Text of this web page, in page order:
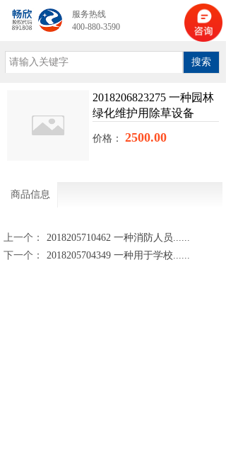
搜索
2018206823275 一种园林
绿化维护用除草设备
价格： 2500.00
商品信息
上一个：
2018205710462 一种消防人员......
下一个：
2018205704349 一种用于学校......
服务热线
400-880-3590